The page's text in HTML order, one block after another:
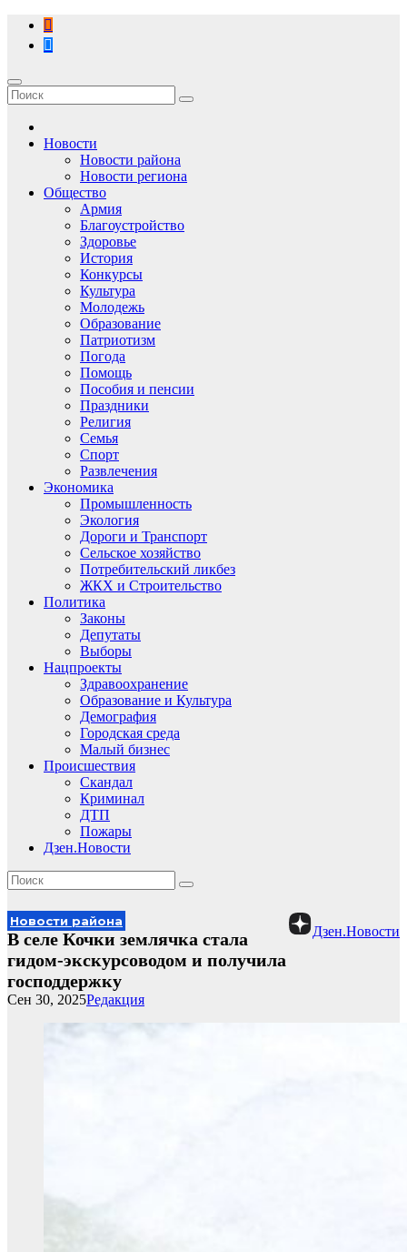
Перейти
содержимому
Новости
Новости района
Новости региона
Общество
Армия
Благоустройство
Здоровье
История
Конкурсы
Культура
Молодежь
Образование
Патриотизм
Погода
Помощь
Пособия и пенсии
Праздники
Религия
Семья
Спорт
Развлечения
Экономика
Промышленность
Экология
Дороги и Транспорт
Сельское хозяйство
Потребительский ликбез
ЖКХ и Строительство
Политика
Законы
Депутаты
Выборы
Нацпроекты
Здравоохранение
Образование и Культура
Демография
Городская среда
Малый бизнес
Происшествия
Скандал
Криминал
ДТП
Пожары
Дзен.Новости
Дзен.Новости
Новости района
В селе Кочки землячка стала
гидом-экскурсоводом и получила
господдержку
Редакция
Сен 30, 2025